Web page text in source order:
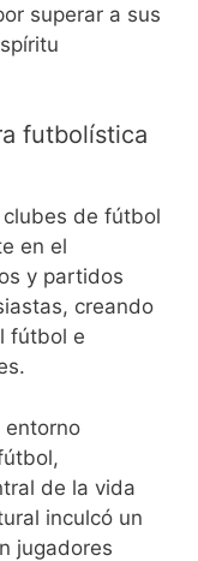
superar a sus
futbolística
de fútbol
en el
y partidos
creando
fútbol e
entorno
de la vida
inculcó un
jugadores